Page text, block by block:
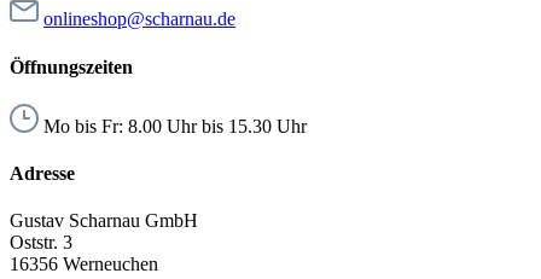
onlineshop@scharnau.de
Öffnungszeiten
Mo bis Fr: 8.00 Uhr bis 15.30 Uhr
Adresse
Gustav Scharnau GmbH
Oststr. 3
16356 Werneuchen